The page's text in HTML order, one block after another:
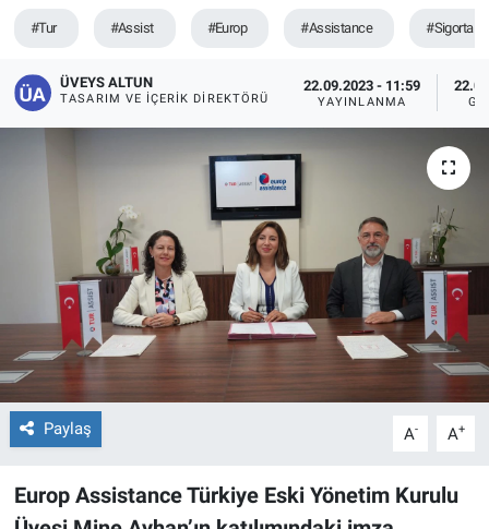
#Tur #Assist #Europ #Assistance #Sigorta
ÜVEYS ALTUN
TASARIM VE İÇERIK DIREKTÖRÜ
22.09.2023 - 11:59
YAYINLANMA
Paylaş A- A+
Europ Assistance Türkiye Eski Yönetim Kurulu